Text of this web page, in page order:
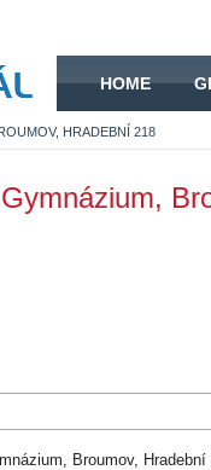
HOME
HRADEBNÍ 218
Gymnázium,
Broumov, Hradební